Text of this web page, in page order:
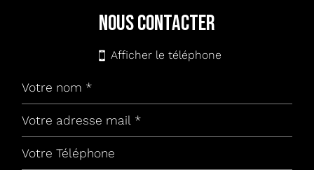
nous contacter
Afficher le téléphone